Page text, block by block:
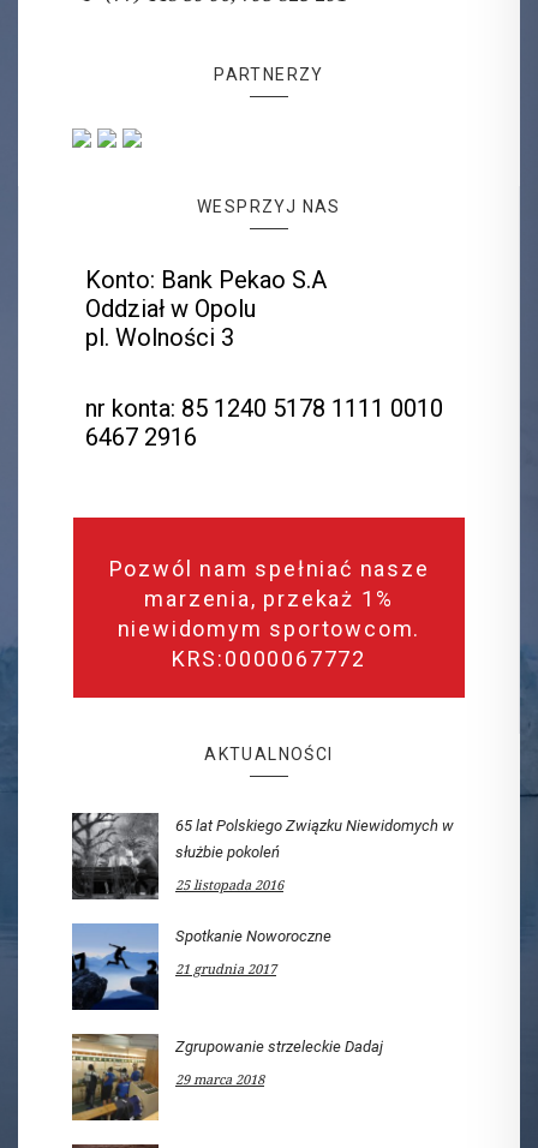
PARTNERZY
WESPRZYJ NAS
Konto: Bank Pekao S.A
Oddział w Opolu
pl. Wolności 3
nr konta: 85 1240 5178 1111 0010
6467 2916
Pozwól nam spełniać nasze
marzenia, przekaż 1%
niewidomym sportowcom.
KRS:0000067772
AKTUALNOŚCI
65 lat Polskiego Związku Niewidomych w
służbie pokoleń
25 listopada 2016
Spotkanie Noworoczne
21 grudnia 2017
Zgrupowanie strzeleckie Dadaj
29 marca 2018